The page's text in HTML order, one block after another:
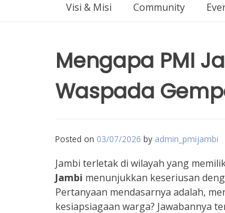
Visi & Misi Community
Mengapa PMI
Waspada
Posted on 03/07/2026 by admin_pmijambi
Jambi terletak di wilayah yang
Jambi menunjukkan keseriusan
Pertanyaan mendasarnya adalah,
kesiapsiagaan warga? Jawabannya